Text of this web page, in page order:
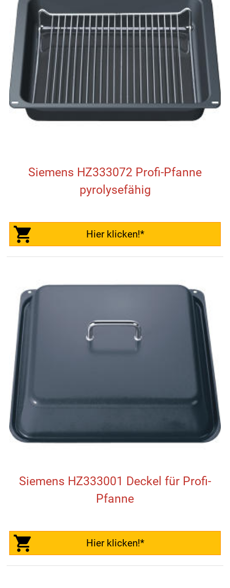
Siemens HZ333072 Profi-Pfanne
pyrolysefähig
Hier klicken!*
Siemens HZ333001 Deckel für Profi-
Pfanne
Hier klicken!*